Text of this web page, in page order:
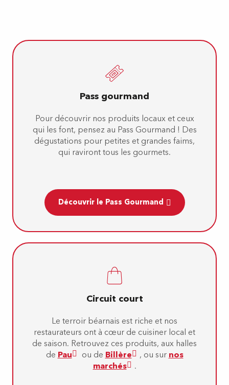
Pass gourmand
Pour découvrir nos produits locaux et ceux
qui les font, pensez au Pass Gourmand ! Des
dégustations pour petites et grandes faims,
qui raviront tous les gourmets.
Découvrir le Pass Gourmand
Circuit court
Le terroir béarnais est riche et nos
restaurateurs ont à cœur de cuisiner local et
de saison. Retrouvez ces produits, aux halles
de Pau ou de Billère , ou sur nos
marchés
.